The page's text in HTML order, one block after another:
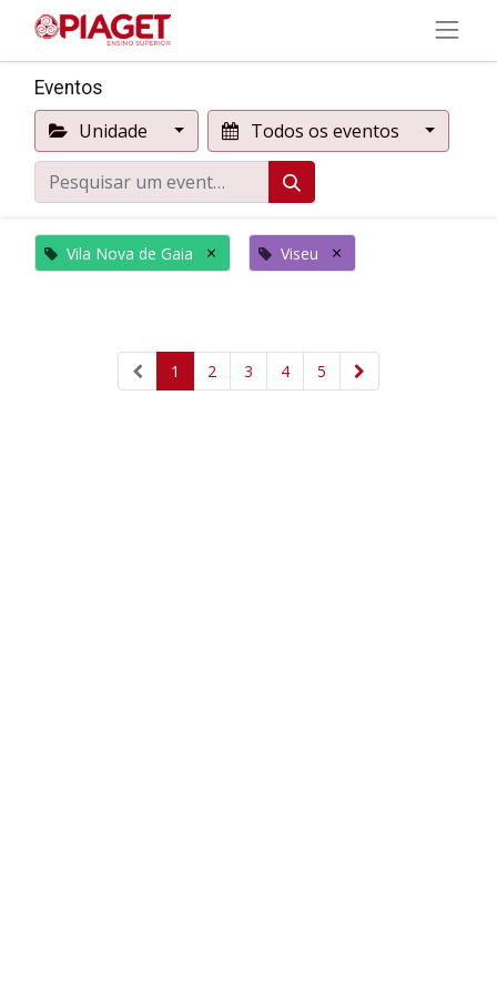
Eventos
Unidade Todos os eventos
Vila Nova de Gaia × Viseu ×
1 2 3 4 5